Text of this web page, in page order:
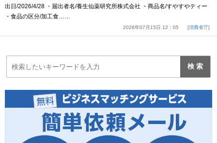
出日/2026/4/28 ・届出者名/養生仙薬研究所株式会社 ・商品名/すやすやティー
・食品の区分/加工食……
2026年07月15日 12：05 消費者庁